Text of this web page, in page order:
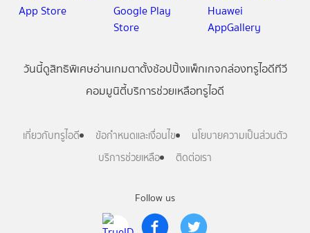
Follow us
วันนี้ดูสิทธิพิเศษอ่านเกมตาตั้งช้อปปิ้งแพ็กเกจกล่องทรูไอดีทีวี
คอมมูนิตี้บริการช่วยเหลือทรูไอดี
เกี่ยวกับทรูไอดี ข้อกำหนดและเงื่อนไข
นโยบายความเป็นส่วนตัว
บริการช่วยเหลือ
ติดต่อเรา